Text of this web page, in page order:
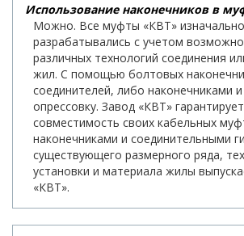
Использование наконечников в
Можно. Все муфты «КВТ» изначально
разрабатывались с учетом
различных технологий соединения
жил. С помощью болтовых
соединителей, либо наконечниками
опрессовку. Завод «КВТ»
совместимость своих кабельных
наконечниками и соединительными
существующего размерного ряда,
установки и материала жилы
«КВТ».